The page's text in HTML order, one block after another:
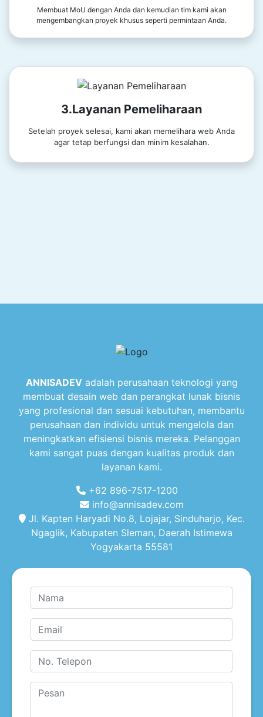
Membuat MoU dengan Anda dan kemudian tim kami akan
mengembangkan proyek khusus seperti permintaan Anda.
3.Layanan Pemeliharaan
Setelah proyek selesai, kami akan memelihara web Anda
agar tetap berfungsi dan minim kesalahan.
ANNISADEVadalah perusahaan teknologi yang
membuat desain web dan perangkat lunak bisnis
yang profesional dan sesuai kebutuhan, membantu
perusahaan dan individu untuk mengelola dan
meningkatkan efisiensi bisnis mereka. Pelanggan
kami sangat puas dengan kualitas produk dan
layanan kami.
+62 896-7517-1200
info@annisadev.com
Jl. Kapten Haryadi No.8, Lojajar, Sinduharjo, Kec.
Ngaglik, Kabupaten Sleman, Daerah Istimewa
Yogyakarta 55581